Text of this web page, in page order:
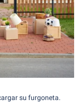
su furgoneta.